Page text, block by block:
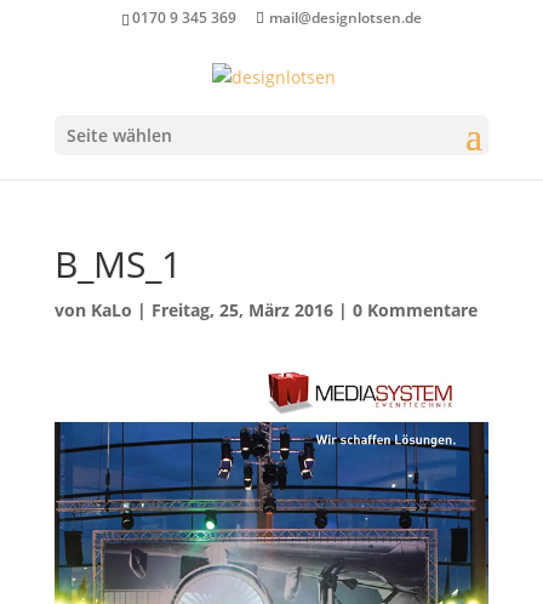
0170 9 345 369 mail@designlotsen.de
Seite wählen
B_MS_1
von KaLo | Freitag, 25, März 2016| 0 Kommentare